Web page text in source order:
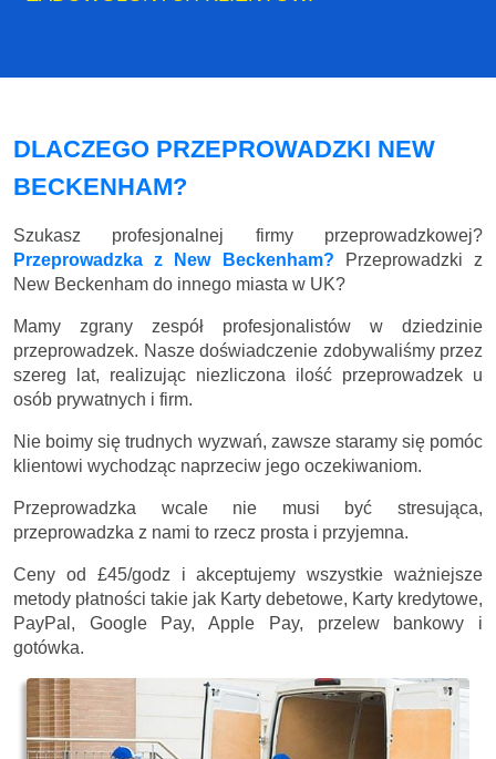
DLACZEGO PRZEPROWADZKI NEW
BECKENHAM?
Szukasz profesjonalnej firmy przeprowadzkowej?
Przeprowadzka z New Beckenham? Przeprowadzki z
New Beckenham do innego miasta w UK?
Mamy zgrany zespół profesjonalistów w dziedzinie
przeprowadzek. Nasze doświadczenie zdobywaliśmy przez
szereg lat, realizując niezliczona ilość przeprowadzek u
osób prywatnych i firm.
Nie boimy się trudnych wyzwań, zawsze staramy się pomóc
klientowi wychodząc naprzeciw jego oczekiwaniom.
Przeprowadzka wcale nie musi być stresująca,
przeprowadzka z nami to rzecz prosta i przyjemna.
Ceny od £45/godz i akceptujemy wszystkie ważniejsze
metody płatności takie jak Karty debetowe, Karty kredytowe,
PayPal, Google Pay, Apple Pay, przelew bankowy i
gotówka.